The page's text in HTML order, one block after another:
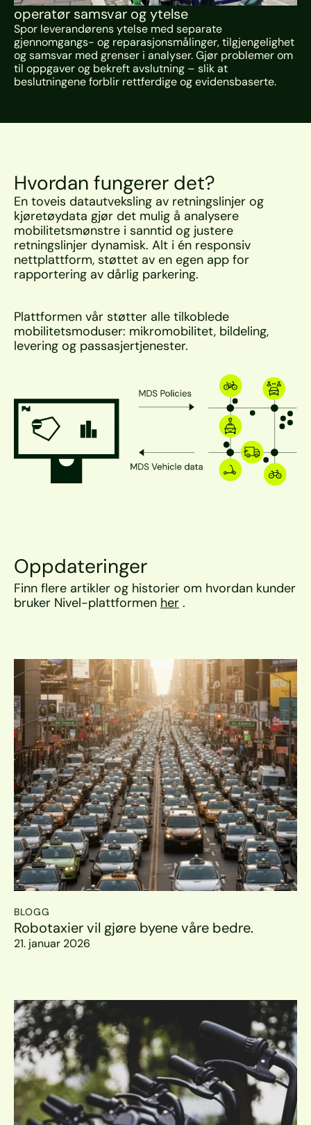
operatør samsvar og ytelse
Spor leverandørens ytelse med separate
gjennomgangs- og reparasjonsmålinger, tilgjengelighet
og samsvar med grenser i analyser. Gjør problemer om
til oppgaver og bekreft avslutning – slik at
beslutningene forblir rettferdige og evidensbaserte.
Hvordan fungerer det?
En toveis datautveksling av retningslinjer og
kjøretøydata gjør det mulig å analysere
mobilitetsmønstre i sanntid og justere
retningslinjer dynamisk. Alt i én responsiv
nettplattform, støttet av en egen app for
rapportering av dårlig parkering.
Plattformen vår støtter alle tilkoblede
mobilitetsmoduser: mikromobilitet, bildeling,
levering og passasjertjenester.
Oppdateringer
Finn flere artikler og historier om hvordan kunder
bruker Nivel-plattformen her .
BLOGG
Robotaxier vil gjøre byene våre bedre.
21. januar 2026